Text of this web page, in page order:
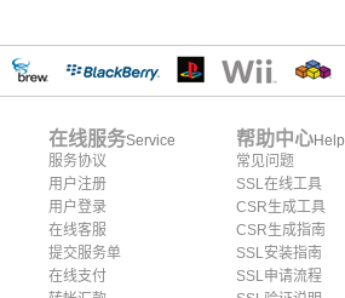
在线服务Service
服务协议
用户注册
用户登录
在线客服
提交服务单
在线支付
帮助中心Help
常见问题
SSL在线工具
CSR生成工具
CSR生成指南
SSL安装指南
SSL申请流程